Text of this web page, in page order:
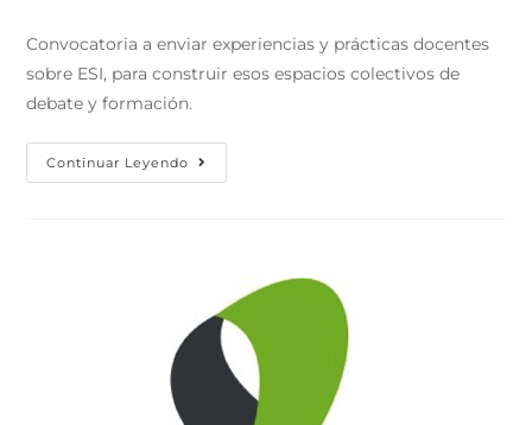
Convocatoria a enviar experiencias y prácticas docentes
sobre ESI, para construir esos espacios colectivos de
debate y formación.
Continuar Leyendo